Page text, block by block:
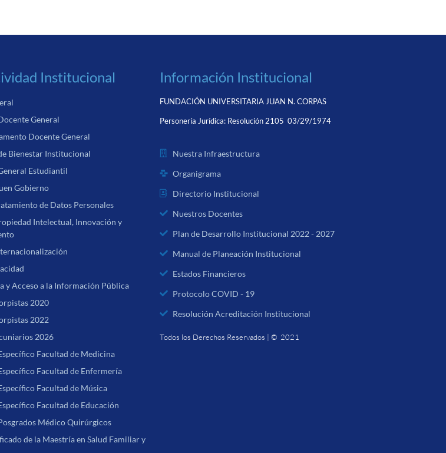
Institucional
General
Docente General
Bienestar Institucional
Estudiantil
Gobierno
de Datos Personales
Intelectual, Innovación y
y Acceso a la Información Pública
2020
2022
2026
Facultad de Medicina
Facultad de Enfermería
Facultad de Música
Facultad de Educación
Médico Quirúrgicos
de la Maestría en Salud Familiar y
Información Institucional
FUNDACIÓN UNIVERSITARIA JUAN N. CORPAS
Personería Jurídica: Resolución 2105 03/29/1974
Nuestra Infraestructura
Organigrama
Directorio Institucional
Nuestros Docentes
Plan de Desarrollo Institucional 2022 - 2027
Manual de Planeación Institucional
Estados Financieros
Protocolo COVID - 19
Resolución Acreditación Institucional
Todos los Derechos Reservados | © 2021